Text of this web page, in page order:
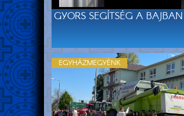
GYORS SEGÍTSÉG A BAJBAN
EGYHÁZMEGYÉNK